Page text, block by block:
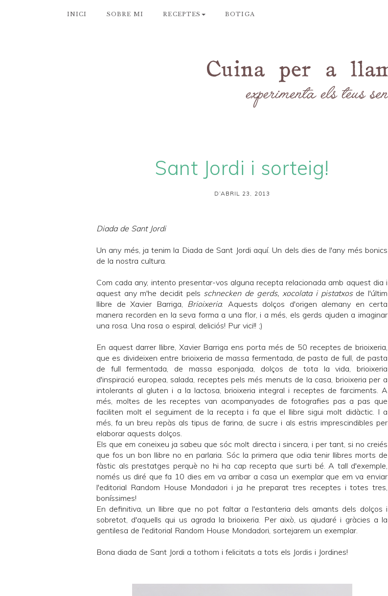
INICI SOBRE MI RECEPTES BOTIGA
Sant Jordi i sorteig!
D’ABRIL 23, 2013
Diada de Sant Jordi
Un any més, ja tenim la Diada de Sant Jordi aquí. Un dels dies de l'any més bonics
de la nostra cultura.
Com cada any, intento presentar-vos alguna recepta relacionada amb aquest dia i
aquest any m'he decidit pels schnecken de gerds, xocolata i pistatxos de l'últim
llibre de Xavier Barriga, Brioixeria. Aquests dolços d'origen alemany en certa
manera recorden en la seva forma a una flor, i a més, els gerds ajuden a imaginar
una rosa. Una rosa o espiral, deliciós! Pur vici!! ;)
En aquest darrer llibre, Xavier Barriga ens porta més de 50 receptes de brioixeria,
que es divideixen entre brioixeria de massa fermentada, de pasta de full, de pasta
de full fermentada, de massa esponjada, dolços de tota la vida, brioixeria
d'inspiració europea, salada, receptes pels més menuts de la casa, brioixeria per a
intolerants al gluten i a la lactosa, brioixeria integral i receptes de farciments. A
més, moltes de les receptes van acompanyades de fotografies pas a pas que
faciliten molt el seguiment de la recepta i fa que el llibre sigui molt didàctic. I a
més, fa un breu repàs als tipus de farina, de sucre i als estris imprescindibles per
elaborar aquests dolços.
Els que em coneixeu ja sabeu que sóc molt directa i sincera, i per tant, si no creiés
que fos un bon llibre no en parlaria. Sóc la primera que odia tenir llibres morts de
fàstic als prestatges perquè no hi ha cap recepta que surti bé. A tall d'exemple,
només us diré que fa 10 dies em va arribar a casa un exemplar que em va enviar
l'editorial Random House Mondadori i ja he preparat tres receptes i totes tres,
boníssimes!
En definitiva, un llibre que no pot faltar a l'estanteria dels amants dels dolços i
sobretot, d'aquells qui us agrada la brioixeria. Per això, us ajudaré i gràcies a la
gentilesa de l'editorial Random House Mondadori, sortejarem un exemplar.
Bona diada de Sant Jordi a tothom i felicitats a tots els Jordis i Jordines!